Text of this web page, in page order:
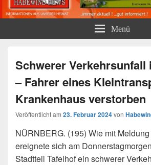
Menü
Schwerer Verkehrsunfall
– Fahrer eines
Krankenhaus verstorben
Veröffentlicht am 23. Februar 2024von
NÜRNBERG. (195) Wie mit
ereignete sich am
Stadtteil Tafelhof ein schwerer